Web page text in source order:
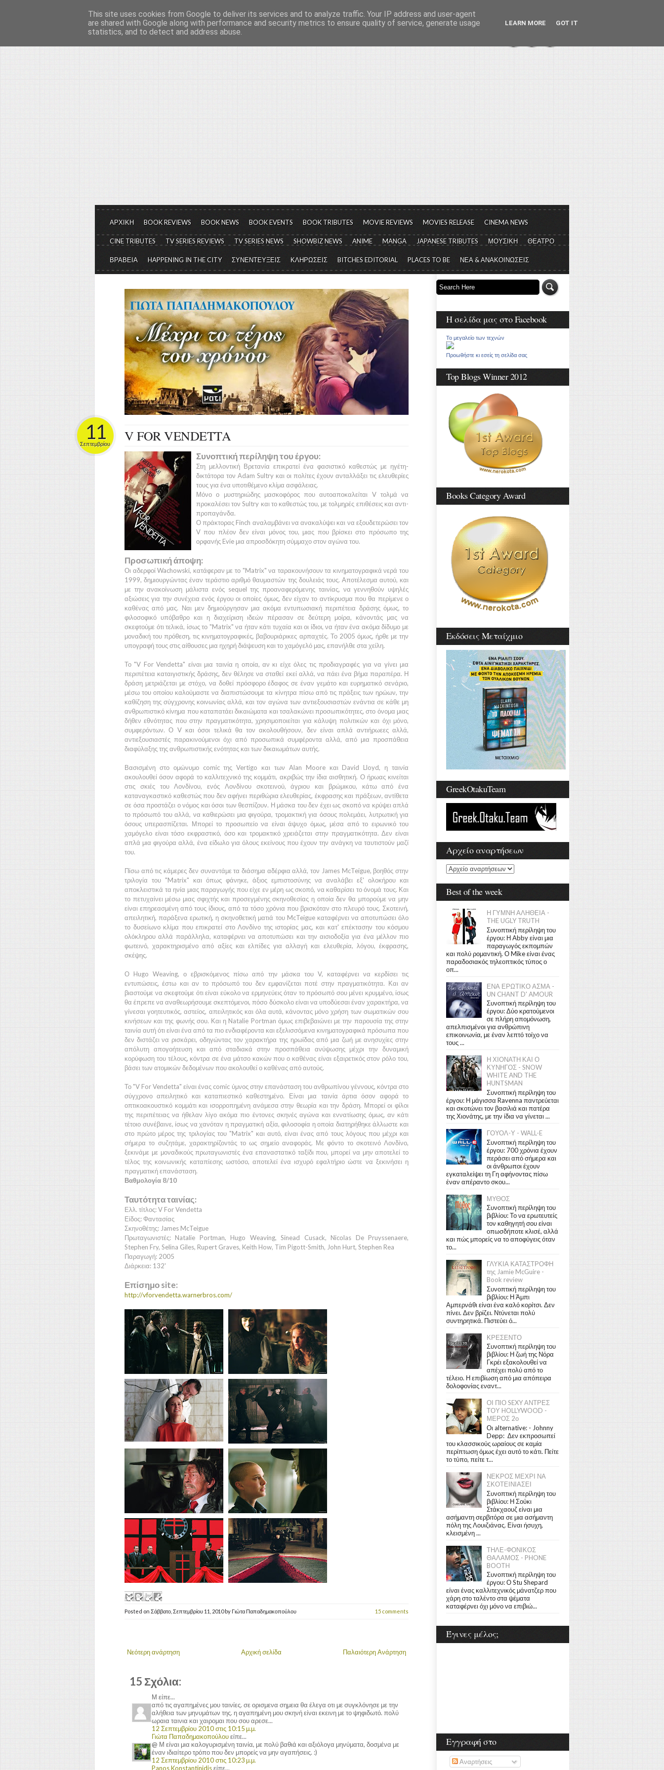
Το μεγαλείο των Τεχνών...
Είμαστε πάντα εδώ για να μιλάμε για τον πολιτισμό, σε κάθε του μορφή και έκταση...
ΑΡΧΙΚΗ BOOK REVIEWS BOOK NEWS BOOK EVENTS BOOK TRIBUTES MOVIE REVIEWS MOVIES RELEASE CINEMA NEWS
CINE TRIBUTES TV SERIES REVIEWS TV SERIES NEWS SHOWBIZ NEWS ANIME MANGA JAPANESE TRIBUTES ΜΟΥΣΙΚΗ ΘΕΑΤΡΟ
ΒΡΑΒΕΙΑ HAPPENING IN THE CITY ΣΥΝΕΝΤΕΥΞΕΙΣ ΚΛΗΡΩΣΕΙΣ BITCHES EDITORIAL PLACES TO BE ΝΕΑ & ΑΝΑΚΟΙΝΩΣΕΙΣ
V FOR VENDETTA
11
Σεπτεμβρίου
Συνοπτική περίληψη του έργου:
Στη μελλοντική Βρετανία επικρατεί ένα φασιστικό καθεστώς με ηγέτη-
δικτάτορα τον Αdam Sultry και οι πολίτες έχουν ανταλλάξει τις ελευθερίες
τους για ένα υποτιθέμενο κλίμα ασφάλειας.
Μόνο ο μυστηριώδης μασκοφόρος που αυτοαποκαλείται Vτολμά να
προκαλέσει τον Sultry και το καθεστώς του, με τολμηρές επιθέσεις και αντι-
προπαγάνδα.
Ο πράκτορας Finch αναλαμβάνει να ανακαλύψει και να εξουδετερώσει τον
V που πλέον δεν είναι μόνος του, μιας που βρίσκει στο πρόσωπο της
ορφανής Evie μια απροσδόκητη σύμμαχο στον αγώνα του.
Προσωπική άποψη:
Οι αδερφοίWachowski, κατάφεραν με το "Matrix" να ταρακουνήσουν τα κινηματογραφικά νερά του
1999, δημιουργώντας έναν τεράστιο αριθμό θαυμαστών της δουλειάς τους. Αποτέλεσμα αυτού, και
με την ανακοίνωση μάλιστα ενός sequel της προαναφερόμενης ταινίας, να γεννηθούν υψηλές
αξιώσεις για την συνέχεια ενός έργου οι οποίες όμως, δεν είχαν το αντίκρυσμα που θα περίμενε ο
καθένας από μας. Ναι μεν δημιούργησαν μια ακόμα εντυπωσιακή περιπέτεια δράσης όμως, το
φιλοσοφικό υπόβαθρο και η διαχείριση ιδεών πέρασαν σε δεύτερη μοίρα, κάνοντάς μας να
σκεφτούμε ότι τελικά, ίσως το "Matrix" να ήταν κάτι τυχαία και οι ίδιοι, να ήταν ένα ακόμα δίδυμο με
μοναδική του πρόθεση, τις κινηματογραφικές, βαβουριάρικες αρπαχτές. Το 2005 όμως, ήρθε με την
υπογραφή τους στις αίθουσες μια ηχηρή διάψευση και το χαμόγελό μας, επανήλθε στα χείλη.
Το "V For Vendetta" είναι μια ταινία η οποία, αν κι είχε όλες τις προδιαγραφές για να γίνει μια
περιπέτεια καταιγιστικής δράσης, δεν θέλησε να σταθεί εκεί αλλά, να πάει ένα βήμα παραπέρα. Η
δράση μετριάζεται με στόχο, να δοθεί πρόσφορο έδαφος σε έναν γεμάτο και ευρηματικό σενάριο,
μέσω του οποίου καλούμαστε να διαπιστώσουμε τα κίνητρα πίσω από τις πράξεις των ηρώων, την
καθίζηση της σύγχρονης κοινωνίας αλλά, και τον αγώνα των αντιεξουσιαστών ενάντια σε κάθε μη
ανθρωπιστικό κίνημα που καταπατάει δικαιώματα και τσαλακώνει προσωπικότητες, στο όνομα μιας
δήθεν εθνότητας που στην πραγματικότητα, χρησιμοποιείται για κάλυψη πολιτικών και όχι μόνο,
συμφερόντων. Ο Vκαι όσοι τελικά θα τον ακολουθήσουν, δεν είναι απλά αντιήρωεες αλλά,
αντιεξουσιαστές παρακινούμενοι όχι από προσωπικά συμφέροντα αλλά, από μια προσπάθεια
διαφύλαξης της ανθρωπιστικής ενότητας και των δικαιωμάτων αυτής.
Βασισμένη στο ομώνυμο comic τηςVertigo και των Alan Mooreκαι David Lloyd, η ταινία
ακουλουθεί όσον αφορά το καλλιτεχνικό της κομμάτι, ακριβώς την ίδια αισθητική. Ο ήρωας κινείται
στις σκιές τουΛονδίνου, ενός Λονδίνου σκοτεινού, άγριου και βρώμικου, κάτω από ένα
καταναγκαστικό καθεστώς που δεν αφήνει περιθώρια ελευθερίας, έκφρασης και πράξεων, αντίθετα
σε όσα προστάζει ο νόμος και όσοι των θεσπίζουν. Η μάσκα του δεν έχει ως σκοπό να κρύψει απλά
το πρόσωπό του αλλά, να καθιερώσει μια φιγούρα, τρομακτική για όσους πολεμάει, λυτρωτική για
όσους υπερασπίζεται. Μπορεί το προσωπείο να είναι άψυχο όμως, μέσα από το ειρωνικό του
χαμόγελο είναι τόσο εκφραστικό, όσο και τρομακτικό χρειάζεται στην πραγματικότητα. Δεν είναι
απλά μια φιγούρα αλλά, ένα είδωλο για όλους εκείνους που έχουν την ανάγκη να ταυτιστούν μαζί
του.
Πίσω από τις κάμερες δεν συναντάμε τα διάσημα αδέρφια αλλά, τον James McTeigue, βοηθός στην
τριλογία του "Matrix" και όπως φάνηκε, άξιος εμπιστοσύνης να αναλάβει εξ' ολοκήρου και
αποκλειστικά τα ηνία μιας παραγωγής που είχε εν μέρη ως σκοπό, να καθαρίσει το όνομά τους. Και
το πετυχαίνει μέσω μιας σφιχτής και προσεγμένης σκηνοθεσίας η οποία δεν θα μπορούμε να μην
είναι επηρεασμένη από τους ίδιους, από τα τόσο χρόνια που βρισκόταν στο πλευρό τους. Σκοτεινή,
απειλητική, παράξενα ερωτική, η σκηνοθετική ματιά του McTeigue καταφέρνει να αποτυπώσει όλο
το δυσείωνο κλίμα που επικρατεί στο Λονδίνο της ιστορίας μας, και κατ' επέκτασην του κόσμου
ολόκληρου αλλά παράλληλα, καταφέρνει να αποτυπώσει και την αισιοδοξία για ένα μέλλον πιο
φωτεινό, χαρακτηρισμένο από αξίες και ελπίδες για αλλαγή και ελευθερία, λόγου, έκφρασης,
σκέψης.
Ο Hugo Weaving, ο εβρισκόμενος πίσω από την μάσκα του V, καταφέρνει να κερδίσει τις
εντυπώσεις, έστω και αν το πρόσωπό του δεν εμφανίζεται ποτέ στην πραγματικότητα. Και αν
βιαστούμε να σκεφτούμε ότι είναι εύκολο να ερμηνεύεις όταν το πρόσωπό σου μένει κρυμμένο, ίσως
θα έπρεπε να αναθεωρήσουμε σκεπτόμενοι, πόσο δύσκολο είναι να υποδύεσαι έναν χαρακτήρα, να
γίνεσαι γοητευτικός, αστείος, απειλητικός και όλα αυτά, κάνοντας μόνο χρήση των σωματικών σου
κινήσεων και της φωνής σου. Και η Natalie Portman όμως επιβεβαιώνει με την παρουσία της στην
ταινία αυτή ότι είναι ένα από τα πιο ενδιαφέροντα και εξελισσόμενα κινηματογραφικά πρόσωπα που
δεν διστάζει να ρισκάρει, οδηγώντας τον χαρακτήρα της ηρωίδας από μια ζωή με ανησυχίες στην
απόλυτη απογοήτευση και από σταδιακά στην προσπάθεια ανύψωσης μέχρι την δυναμική
κορύφωση του τέλους, κόντρα σε ένα μάτσο κακών που ο καθένας είναι εξαιρετικός στον ρόλο του,
βάσει των ατομικών δεδομένων που ακολουθεί ο καθένας από αυτούς.
Το "V For Vendetta"είναι ένας comic ύμνος στην επανάσταση του ανθρωπίνου γέννους, κόντρα στο
σύγχρονο απειλητικό και καταπιεστικό καθεστημένο. Είναι μια ταινία άρτια όσον αφορά το
οπτικοακουστικό κομμάτι και ισορροπημένη ανάμεσα στην θεωρία και την δράση. Μπορεί οι φίλοι
της περιπέτειας να ήθελαν λίγο ακόμα πιο έντονες σκηνές αγώνα και εννατίωσης όμως, αν κάτι
τέτοιο συνέβαινε, ίσως να χανόταν η πραγματική αξία, φιλοσοφία η οποία διατηρήθηκε άλλωστε και
στο πρώτο μέρος της τριλογίας του "Matrix" και αυτό, είναι ένας από τους λόγους που μέχρι και
σήμερα το συζητάμε, χαρακτηρίζοντάς το ως σημείο αναφοράς. Με φόντο το σκοτεινόΛονδίνο,
ξεκινάμε με μοναδικούς πρωταγωνιστές ένα επαναστατικό ταξίδι που, μπορεί να μην αποτελεί το
τέλος της κοινωνικής καταπίεσης ωστόσο, αποτελεί ένα ισχυρό εφαλτήριο ώστε να ξεκινήσει η
πραγματική επανάσταση.
Βαθμολογία 8/10
Ταυτότητα ταινίας:
Ελλ. τίτλος: V For Vendetta
Είδος: Φαντασίας
Σκηνοθέτης: James McTeigue
Πρωταγωνιστές: Natalie Portman, Hugo Weaving, Sinead Cusack, Nicolas De Pruyssenaere,
Stephen Fry, Selina Giles, Rupert Graves, Keith How, Tim Pigott-Smith, John Hurt, Stephen Rea
Παραγωγή: 2005
Διάρκεια: 132'
Επίσημο site:
http://vforvendetta.warnerbros.com/
Posted on Σάββατο, Σεπτεμβρίου 11, 2010by Γιώτα Παπαδημακοπούλου 15 comments
Νεότερη ανάρτηση Παλαιότερη Ανάρτηση
Αρχική σελίδα
15 Σχόλια:
Μ είπε...
από τις αγαπημένες μου ταινίες. σε ορισμενα σημεια θα έλεγα οτι με συγκλόνησε με την
αλήθεια των μηνυμάτων της. η αγαπημένη μου σκηνή είναι εκεινη με το ψηφιδωτό. πολύ
ωραια ταινια και χαιρομαι που σου αρεσε...
12 Σεπτεμβρίου 2010 στις 10:15 μ.μ.
Γιώτα Παπαδημακοπούλουείπε...
@ Μ είναι μια καλογυρισμένη ταινία, με πολύ βαθιά και αξιόλογα μηνύματα, δοσμένα με
έναν ιδιαίτερο τρόπο που δεν μπορείς να μην αγαπήσεις. :)
12 Σεπτεμβρίου 2010 στις 10:23 μ.μ.
Panos Konstantinidisείπε...
Η σελίδα μας στο Facebook
Το μεγαλείο των τεχνών
Προωθήστε κι εσείς τη σελίδα σας
Top Blogs Winner 2012
Books Category Award
Εκδόσεις Μεταίχμιο
GreekOtakuTeam
Αρχείο αναρτήσεων
Best of the week
Η ΓΥΜΝΗ ΑΛΗΘΕΙΑ -
THE UGLY TRUTH
Συνοπτική περίληψη του
έργου: Η Abby είναι μια
παραγωγός εκπομπών
και πολύ ρομαντική. Ο Mike είναι ένας
παραδοσιακός τηλεοπτικός τύπος ο
οπ...
ΕΝΑ ΕΡΩΤΙΚΟ ΑΣΜΑ -
UN CHANT D' AMOUR
Συνοπτική περίληψη του
έργου: Δύο κρατούμενοι
σε πλήρη απομόνωση,
απελπισμένοι για ανθρώπινη
επικοινωνία, με έναν λεπτό τοίχο να
τους ...
Η ΧΙΟΝΑΤΗ ΚΑΙ Ο
ΚΥΝΗΓΟΣ - SNOW
WHITE AND THE
HUNTSMAN
Συνοπτική περίληψη του
έργου: Η μάγισσα Ravenna παντρεύεται
και σκοτώνει τον βασιλιά και πατέρα
της Χιονάτης, με την ίδια να γίνεται ...
ΓΟΥΟΛ-Υ - WALL-E
Συνοπτική περίληψη του
έργου: 700 χρόνια έχουν
περάσει από σήμερα και
οι άνθρωποι έχουν
εγκαταλείψει τη Γη αφήνοντας πίσω
έναν απέραντο σκου...
ΜΥΘΟΣ
Συνοπτική περίληψη του
βιβλίου: Το να ερωτευτείς
τον καθηγητή σου είναι
οπωσδήποτε κλισέ, αλλά
και πώς μπορείς να το αποφύγεις όταν
το...
ΓΛΥΚΙΑ ΚΑΤΑΣΤΡΟΦΗ
της Jamie McGuire -
Book review
Συνοπτική περίληψη του
βιβλίου: Η Άμπι
Αμπερνάθι είναι ένα καλό κορίτσι. Δεν
πίνει. Δεν βρίζει. Ντύνεται πολύ
συντηρητικά. Πιστεύει ό...
ΚΡΕΣΕΝΤΟ
Συνοπτική περίληψη του
βιβλίου: Η ζωή της Νόρα
Γκρέι εξακολουθεί να
απέχει πολύ από το
τέλειο. Η επιβίωση από μια απόπειρα
δολοφονίας εναντ...
ΟΙ ΠΙΟ SEXY ΑΝΤΡΕΣ
ΤΟΥ HOLLYWOOD -
ΜΕΡΟΣ 2ο
Οι alternative: - Johnny
Depp: Δεν εκπροσωπεί
του κλασσικούς ωραίους σε καμία
περίπτωση όμως έχει αυτό το κάτι. Πείτε
το τύπο, πείτε τ...
ΝΕΚΡΟΣ ΜΕΧΡΙ ΝΑ
ΣΚΟΤΕΙΝΙΑΣΕΙ
Συνοπτική περίληψη του
βιβλίου: Η Σούκι
Στάκχαουζ είναι μια
ασήμαντη σερβιτόρα σε μια ασήμαντη
πόλη της Λουιζιάνας. Είναι ήσυχη,
κλεισμένη ...
ΤΗΛΕ-ΦΟΝΙΚΟΣ
ΘΑΛΑΜΟΣ - PHONE
BOOTH
Συνοπτική περίληψη του
έργου: Ο Stu Shepard
είναι ένας καλλιτεχνικός μάνατζερ που
χάρη στο ταλέντο στα ψέματα
καταφέρνει όχι μόνο να επιβιώ...
Έγινες μέλος;
Εγγραφή στο
Αναρτήσεις
This site uses cookies from Google to deliver its services and to analyze traffic. Your IP address and user-agent
are shared with Google along with performance and security metrics to ensure quality of service, generate usage
statistics, and to detect and address abuse.
LEARN MORE GOT IT